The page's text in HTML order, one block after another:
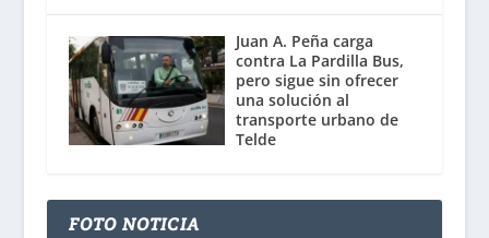
Juan A. Peña carga
contra La Pardilla Bus,
pero sigue sin ofrecer
una solución al
transporte urbano de
Telde
FOTO NOTICIA